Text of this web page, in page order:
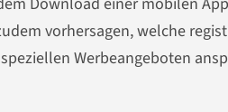
vorhersagen, welche
Werbeangeboten